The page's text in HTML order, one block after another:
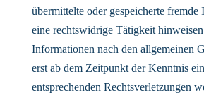
übermittelte oder gespeicherte
eine rechtswidrige Tätigkeit
Informationen nach den allgemeinen
erst ab dem Zeitpunkt der Kenntnis
entsprechenden Rechtsverletzungen